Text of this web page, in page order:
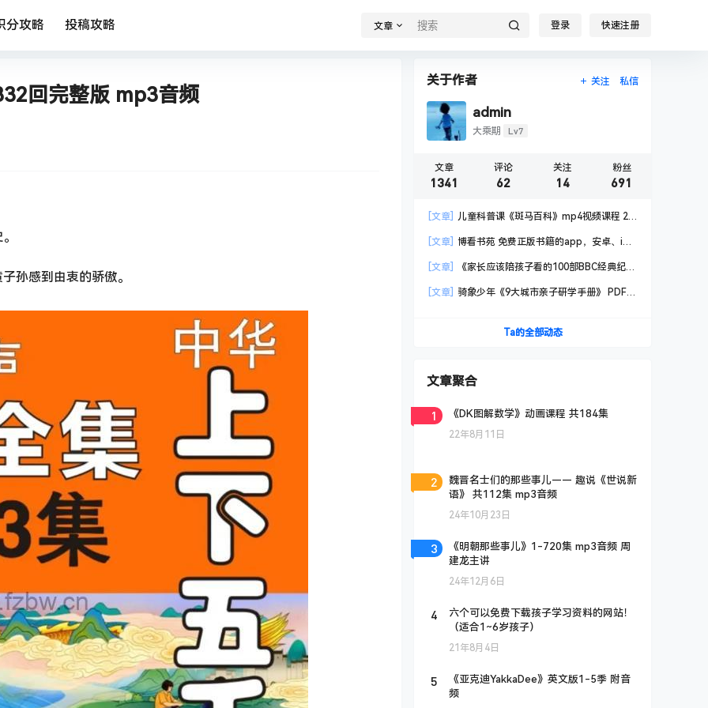
分攻略 投稿攻略 文章 登录 快速注册
回完整版 mp3音频
孙感到由衷的骄傲。
关于作者 关注 私信
admin
大乘期 Lv7
文章
1341
评论
62
关注
14
粉丝
691
[文章]
儿童科普课《斑马百科》mp4视频课程 20
[文章]
博看书苑 免费正版书籍的app，安卓、iOS
[文章]
《家长应该陪孩子看的100部BBC经典纪录
[文章]
骑象少年《9大城市亲子研学手册》 PDF格
Ta的全部动态
文章聚合
1 《DK图解数学》动画课程 共184集
22年8月11日
2
魏晋名士们的那些事儿—— 趣说《世说新
语》 共112集 mp3音频
24年10月23日
3
《明朝那些事儿》1-720集 mp3音频 周
建龙主讲
24年12月6日
4
六个可以免费下载孩子学习资料的网站！
（适合1~6岁孩子）
21年8月4日
5
《亚克迪YakkaDee》英文版1-5季 附音
频